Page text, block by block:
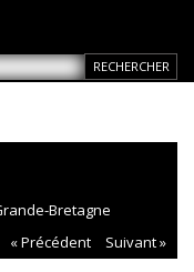
Bretagne
« Précédent
Suivant »